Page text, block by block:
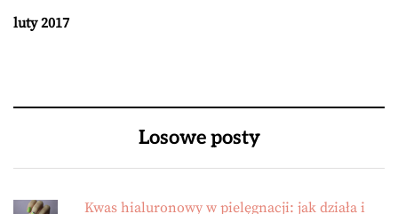
luty 2017
Losowe posty
Kwas hialuronowy w pielęgnacji: jak działa i